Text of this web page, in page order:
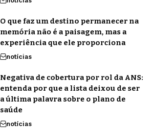
O que faz um destino permanecer na
memória não é a paisagem, mas a
experiência que ele proporciona
notícias
Negativa de cobertura por rol da ANS:
entenda por que a lista deixou de ser
a última palavra sobre o plano de
saúde
notícias